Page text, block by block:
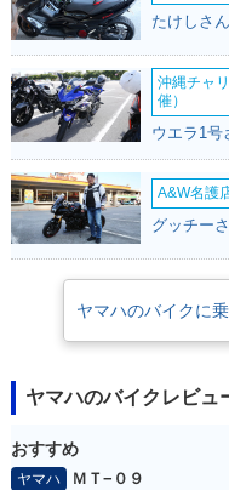
2009年 JOG ZR・
フルモデルチェンジ
カラ
2003年 JOG ZR・
特別・限定仕様
マ
フルモデルチェンジ
たけしさ
沖縄チャ
催）
ウエラ1号
A&W名護
グッチー
ヤマハのバイクに
ヤマハのバイクレビュ
おすすめ
ヤマハ
ＭＴ−０９